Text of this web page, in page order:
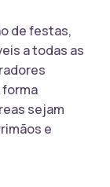
de festas,
a todas as
sejam
e